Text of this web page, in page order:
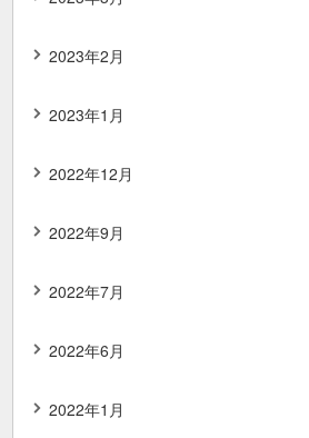
2023年2月
2023年1月
2022年12月
2022年9月
2022年7月
2022年6月
2022年1月